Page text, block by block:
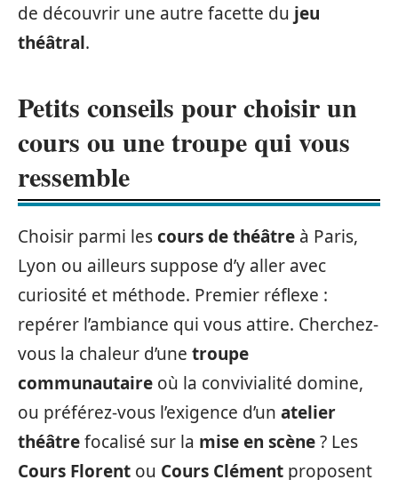
de découvrir une autre facette du jeu
théâtral.
Petits conseils pour choisir un
cours ou une troupe qui vous
ressemble
Choisir parmi lescours de théâtre à Paris,
Lyon ou ailleurs suppose d’y aller avec
curiosité et méthode. Premier réflexe :
repérer l’ambiance qui vous attire. Cherchez-
vous la chaleur d’une troupe
communautaire où la convivialité domine,
ou préférez-vous l’exigence d’un atelier
théâtrefocalisé sur la mise en scène? Les
Cours Florent ou Cours Clément proposent